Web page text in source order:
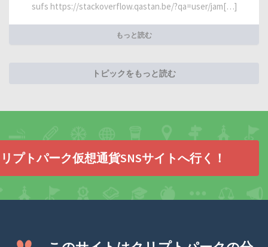
sufs https://stackoverflow.qastan.be/?qa=user/jam[…]
もっと読む
トピックをもっと読む
プトパーク仮想通貨SNSサイトへ行く！